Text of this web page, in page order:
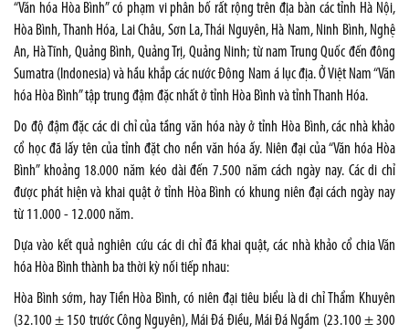
“Văn hóa Hòa Bình” có phạm vi phân bố rất rộng trên địa bàn các tỉnh Hà Nội,
Hòa Bình, Thanh Hóa, Lai Châu, Sơn La, Thái Nguyên, Hà Nam, Ninh Bình, Nghệ
An, Hà Tĩnh, Quảng Bình, Quảng Trị, Quảng Ninh; từ nam Trung Quốc đến đông
Sumatra (Indonesia) và hầu khắp các nước Đông Nam á lục địa. Ở Việt Nam “Văn
hóa Hòa Bình” tập trung đậm đặc nhất ở tỉnh Hòa Bình và tỉnh Thanh Hóa.
Do độ đậm đặc các di chỉ của tầng văn hóa này ở tỉnh Hòa Bình, các nhà khảo
cổ học đã lấy tên của tỉnh đặt cho nền văn hóa ấy. Niên đại của “Văn hóa Hòa
Bình” khoảng 18.000 năm kéo dài đến 7.500 năm cách ngày nay. Các di chỉ
được phát hiện và khai quật ở tỉnh Hòa Bình có khung niên đại cách ngày nay
từ 11.000 - 12.000 năm.
Dựa vào kết quả nghiên cứu các di chỉ đã khai quật, các nhà khảo cổ chia Văn
hóa Hòa Bình thành ba thời kỳ nối tiếp nhau:
Hòa Bình sớm, hay Tiền Hòa Bình, có niên đại tiêu biểu là di chỉThẩm Khuyên
(32.100 ± 150 trước Công Nguyên), Mái Đá Điều, Mái Đá Ngầm (23.100 ± 300